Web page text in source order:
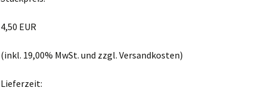
4,50 EUR
(inkl. 19,00% MwSt. und zzgl. Versandkosten)
Lieferzeit: